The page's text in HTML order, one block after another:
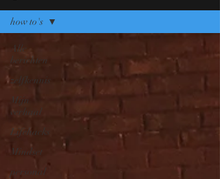
Alle
berichten
zelfkennis
Mijn
verhaal
Lifehacks
Mindset
personal
how to's